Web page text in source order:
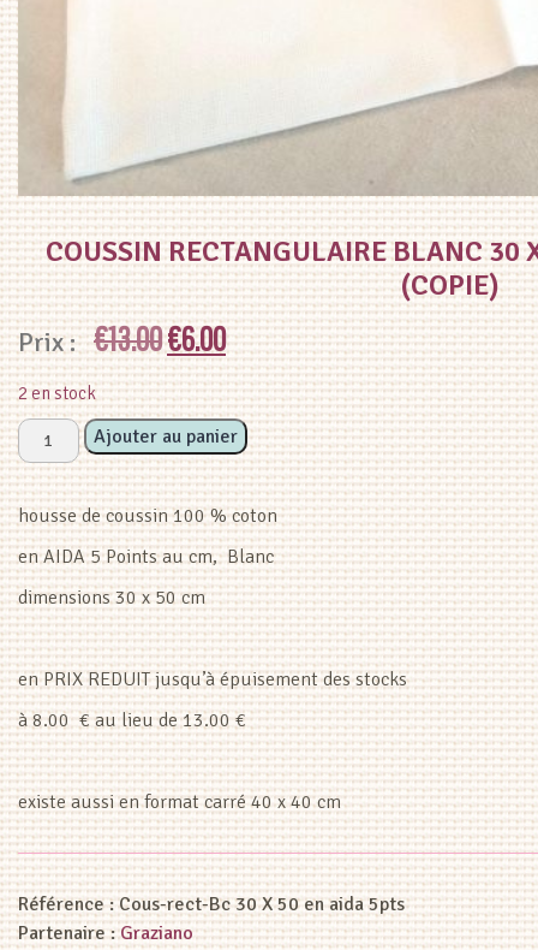
COUSSIN RECTANGULAIRE BLANC 30
(COPIE)
€13.00Le
prix
initial
était :
€13.00.
€6.00Le
prix
actuel
est :
€6.00.
2 en stock
quantité
de
Coussin
rectangulaire
blanc
30
x
50
(housse)
aida
5
pts
(Copie)
Ajouter au panier
housse de coussin 100 % coton
en AIDA 5 Points au cm, Blanc
dimensions 30 x 50 cm
en PRIX REDUIT jusqu’à épuisement des stocks
à 8.00 € au lieu de 13.00 €
existe aussi en format carré 40 x 40 cm
Référence :Cous-rect-Bc 30 X 50 en aida 5pts
Partenaire :Graziano